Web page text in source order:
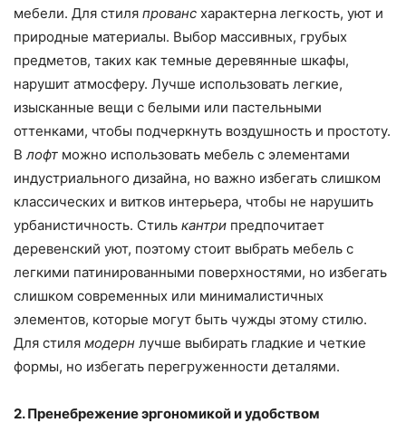
мебели. Для стиля прованс характерна легкость, уют и
природные материалы. Выбор массивных, грубых
предметов, таких как темные деревянные шкафы,
нарушит атмосферу. Лучше использовать легкие,
изысканные вещи с белыми или пастельными
оттенками, чтобы подчеркнуть воздушность и простоту.
Влофт можно использовать мебель с элементами
индустриального дизайна, но важно избегать слишком
классических и витков интерьера, чтобы не нарушить
урбанистичность. Стиль кантри предпочитает
деревенский уют, поэтому стоит выбрать мебель с
легкими патинированными поверхностями, но избегать
слишком современных или минималистичных
элементов, которые могут быть чужды этому стилю.
Для стиля модерн лучше выбирать гладкие и четкие
формы, но избегать перегруженности деталями.
2. Пренебрежение эргономикой и удобством